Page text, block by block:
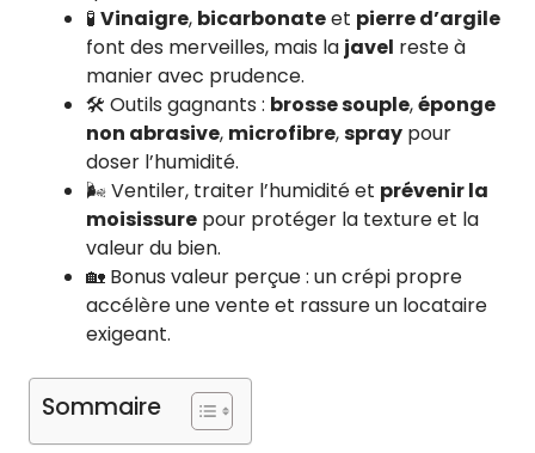
🧪 Vinaigre, bicarbonateet pierre d’argile
font des merveilles, mais la javel reste à
manier avec prudence.
🛠️ Outils gagnants : brosse souple,éponge
non abrasive, microfibre,spray pour
doser l’humidité.
🌬️ Ventiler, traiter l’humidité et prévenir la
moisissure pour protéger la texture et la
valeur du bien.
🏡 Bonus valeur perçue : un crépi propre
accélère une vente et rassure un locataire
exigeant.
Sommaire